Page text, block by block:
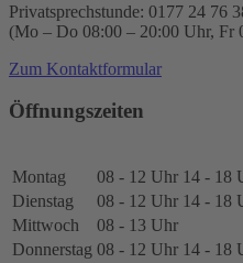
Privatsprechstunde: 0177 24 76
(Mo – Do 08:00 – 20:00 Uhr, Fr
Zum Kontaktformular
Öffnungszeiten
Montag 08 - 12 Uhr 14 - 18
Dienstag
08 - 12 Uhr 14 - 18
Mittwoch
08 - 13 Uhr
Donnerstag 08 - 12 Uhr 14 - 18